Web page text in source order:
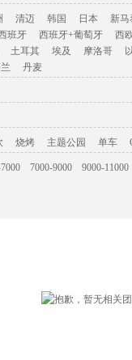
清迈 韩国 日本 新马
班牙 西班牙+葡萄牙 西
土耳其 埃及 摩洛哥
丹麦
烧烤 主题公园 单车
7000-9000 9000-11000